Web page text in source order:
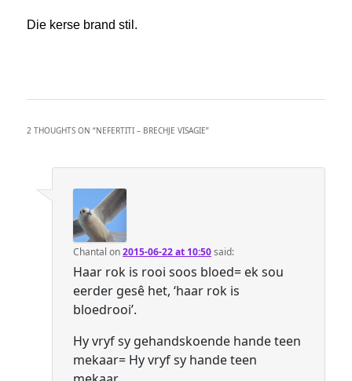
Die kerse brand stil.
2 THOUGHTS ON “NEFERTITI – BRECHJE VISAGIE”
Chantal on2015-06-22 at 10:50said:
Haar rok is rooi soos bloed= ek sou
eerder gesê het, ‘haar rok is
bloedrooi’.
Hy vryf sy gehandskoende hande teen
mekaar= Hy vryf sy hande teen